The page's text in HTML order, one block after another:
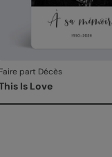
Faire part Décès
Is Love